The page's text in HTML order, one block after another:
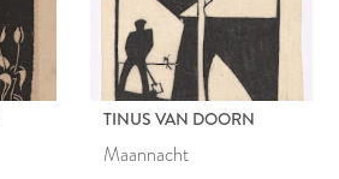
TINUS VAN DOORN
Maannacht